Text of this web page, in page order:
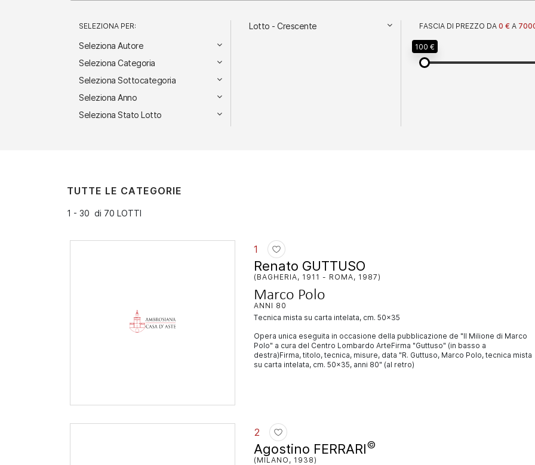
SELEZIONA PER:
Seleziona Autore
Seleziona Categoria
Seleziona Sottocategoria
Seleziona Anno
Seleziona Stato Lotto
FASCIA DI PREZZO DA0 € A
100 €
Lotto - Crescente
TUTTE LE CATEGORIE
1 - 30 di 70 LOTTI
1
Renato GUTTUSO
(BAGHERIA, 1911 - ROMA, 1987)
Marco Polo
ANNI 80
tecnica mista su carta intelata, cm. 50x35
Opera unica eseguita in occasione della pubblicazione de "Il Milione di Marco
Polo" a cura del Centro Lombardo ArteFirma "Guttuso" (in basso a
destra)Firma, titolo, tecnica, misure, data "R. Guttuso, Marco Polo, tecnica mista
su carta intelata, cm. 50x35, anni 80" (al retro)
2
Agostino FERRARI©
(MILANO, 1938)